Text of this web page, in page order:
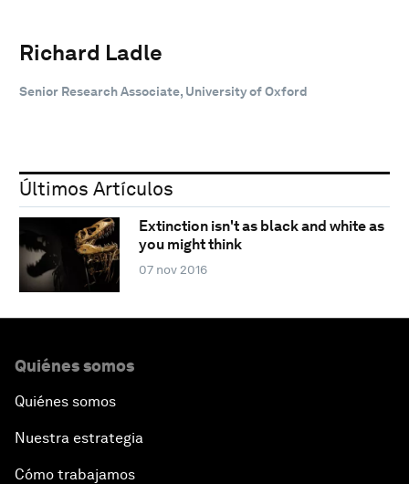
Richard Ladle
Senior Research Associate, University of Oxford
Últimos Artículos
Extinction isn't as black and white as
you might think
07 nov 2016
Quiénes somos
Quiénes somos
Nuestra estrategia
Cómo trabajamos